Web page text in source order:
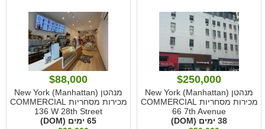
$250,000
מנהטן New York (Manhattan)
מכירות מסחריות COMMERCIAL
66 7th Avenue
38 ימים (DOM)
$88,000
מנהטן New York (Manhattan)
מכירות מסחריות COMMERCIAL
136 W 28th Street
65 ימים (DOM)